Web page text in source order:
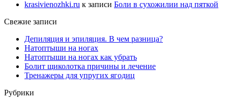
krasivienozhki.ru к записи Боли в сухожилии над пяткой
Свежие записи
Депиляция и эпиляция. В чем разница?
Натоптыши на ногах
Натоптыши на ногах как убрать
Болит щиколотка причины и лечение
Тренажеры для упругих ягодиц
Рубрики